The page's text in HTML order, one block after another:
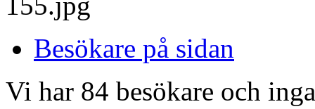
Besökare på sidan
Vi har 84 besökare och